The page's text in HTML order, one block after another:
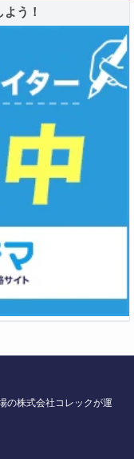
う！
の株式会社コレックが運